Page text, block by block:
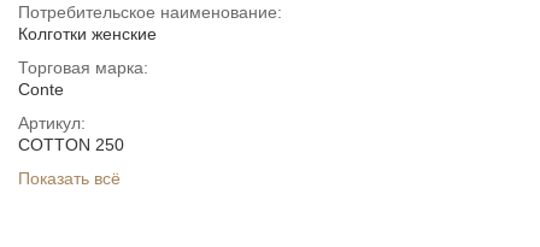
Потребительское наименование:
Колготки женские
Торговая марка:
Conte
Артикул:
COTTON 250
Показать всё